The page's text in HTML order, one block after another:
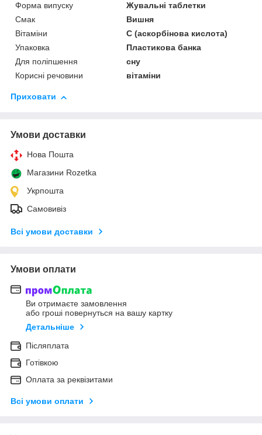
Форма випуску
Жувальні таблетки
Смак
Вишня
Вітаміни
С (аскорбінова кислота)
Упаковка
Пластикова банка
Для поліпшення
сну
Корисні речовини
вітаміни
Приховати
Умови доставки
Нова Пошта
Магазини Rozetka
Укрпошта
Самовивіз
Всі умови доставки
Умови оплати
Ви отримаєте замовлення
або гроші повернуться на вашу картку
Детальніше
Післяплата
Готівкою
Оплата за реквізитами
Всі умови оплати